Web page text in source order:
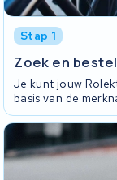
Stap 1
Zoek en
Je kunt jouw
basis van de